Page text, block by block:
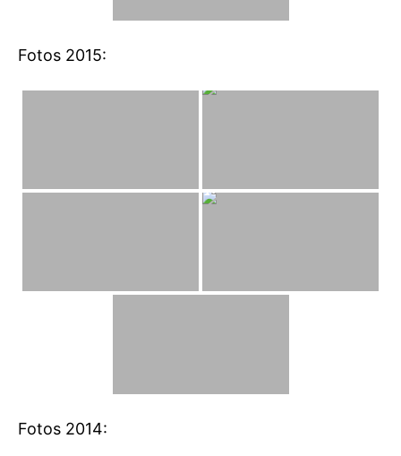
Fotos 2015:
Fotos 2014: